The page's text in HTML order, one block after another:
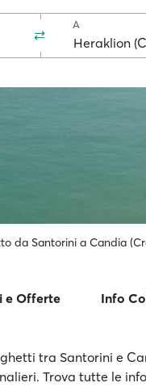
A
da Santorini a Candia
e Offerte Info
tra Santorini e
Trova tutte le